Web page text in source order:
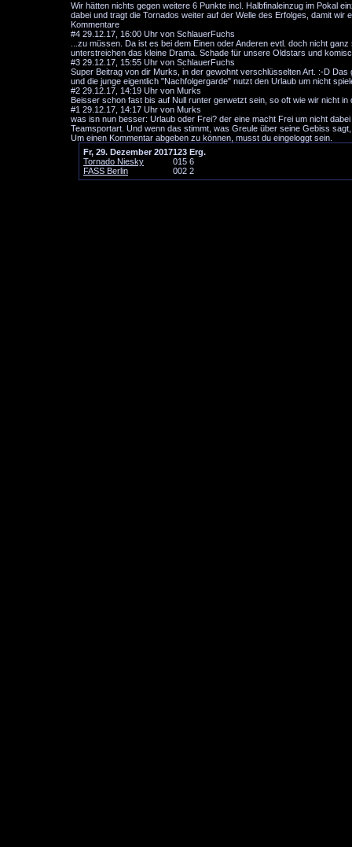
Wir hätten nichts gegen weitere 6 Punkte incl. Halbfinaleinzug im Pokal
dabei und tragt die Tornados weiter auf der Welle des Erfolges, damit
Kommentare
#4 29.12.17, 16:00 Uhr von SchlauerFuchs
...zu müssen. Da ist es bei dem Einen oder Anderen evtl. doch nicht
unterstreichen das kleine Drama. Schade für unsere Oldstars und
#3 29.12.17, 15:55 Uhr von SchlauerFuchs
Super Beitrag von dir Murks, in der gewohnt verschlüsselten Art. :-D
und die junge eigentlich "Nachfolgergarde" nutzt den Urlaub um nicht
#2 29.12.17, 14:19 Uhr von Murks
Beisser schon fast bis auf Null runter gerwetzt sein, so oft wie wir nicht in
#1 29.12.17, 14:17 Uhr von Murks
was isn nun besser: Urlaub oder Frei? der eine macht Frei um nicht
Teamsportart. Und wenn das stimmt, was Greule über seine Gebiss
Um einen Kommentar abgeben zu können, musst du eingeloggt sein.
Fr, 29. Dezember 2017123 Erg.
Tornado Niesky
015 6
FASS Berlin
002 2